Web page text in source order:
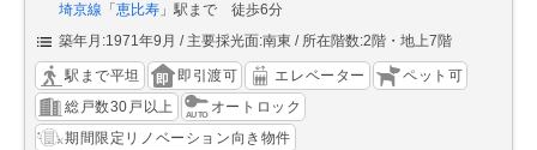
埼京線 「 恵比寿 」駅まで 徒歩6分
築年月:1971年9月
主要採光面:南東 所在階数:2階・地上7階
駅まで平坦 即引渡可 エレベーター
ペット可
総戸数30戸以上
オートロック
期間限定リノベーション向き物件